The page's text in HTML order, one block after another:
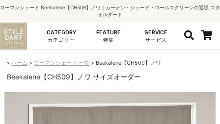
ローマンシェード Beekalene【CH509】ノワ｜カーテン・シェード・ロールスクリーンの通販 スタ
イルダート
CATEGORY
カテゴリー
FEATURE
特集
SERVICE
サービス
ホーム ローマンシェード 一覧 Beekalene【CH509】ノワ
Beekalene【CH509】ノワ サイズオーダー